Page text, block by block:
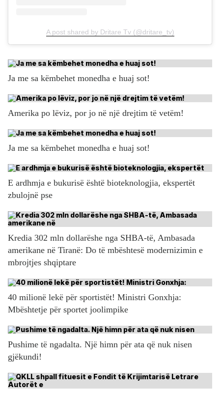
A post shared by Dritare Tv (@dritare_tv)
Ja me sa këmbehet monedha e huaj sot!
Amerika po lëviz, por jo në një drejtim të vetëm!
Ja me sa këmbehet monedha e huaj sot!
E ardhmja e bukurisë është bioteknologjia, ekspertët
zbulojnë pse
Kredia 302 mln dollarëshe nga SHBA-të, Ambasada
amerikane në Tiranë: Do të mbështesë modernizimin e
mbrojtjes shqiptare
40 milionë lekë për sportistët! Ministri Gonxhja:
Mbështetje për sportet joolimpike
Pushime të ngadalta. Një himn për ata që nuk nisen
gjëkundi!